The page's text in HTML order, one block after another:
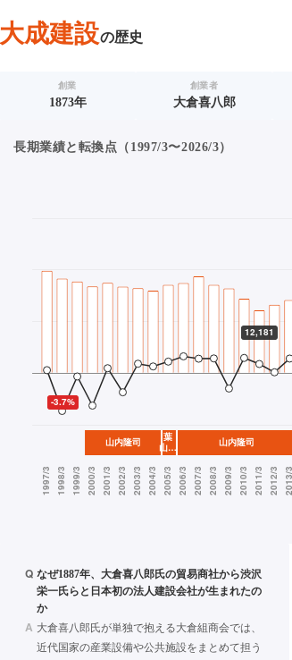
大成建設の歴史
創業
1873年
創業者
大倉喜八郎
長期業績と転換点（1997/3〜2026/3）
Q なぜ1887年、大倉喜八郎氏の貿易商社から渋沢
栄一氏らと日本初の法人建設会社が生まれたの
か
A 大倉喜八郎氏が単独で抱える大倉組商会では、
近代国家の産業設備や公共施設をまとめて担う